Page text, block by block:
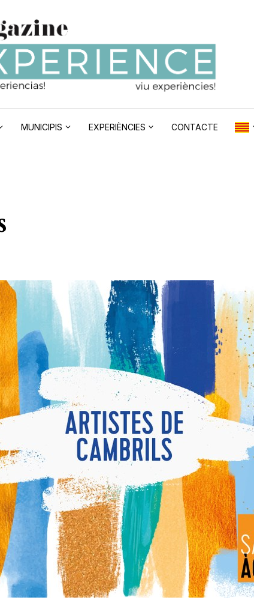
MUNICIPIS EXPERIÈNCIES CONTACTE